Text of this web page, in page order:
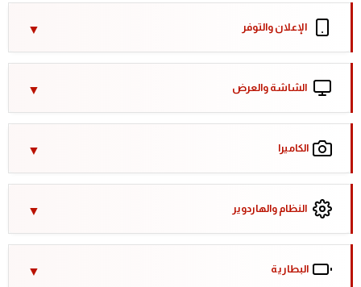
الإعلان والتوفر
الشاشة والعرض
الكاميرا
النظام والهاردوير
البطارية